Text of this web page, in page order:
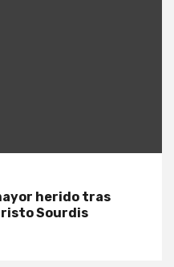
herido tras
Sourdis